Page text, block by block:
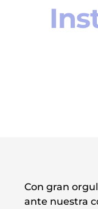
Con gran
ante nuestra